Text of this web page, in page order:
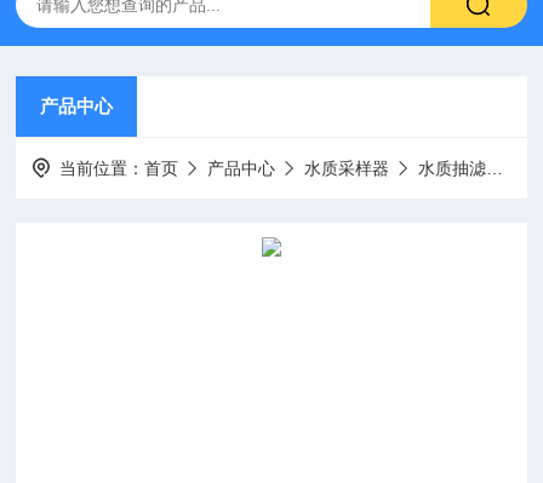
产品中心
当前位置：首页 产品中心 水质采样器 水质抽滤装置